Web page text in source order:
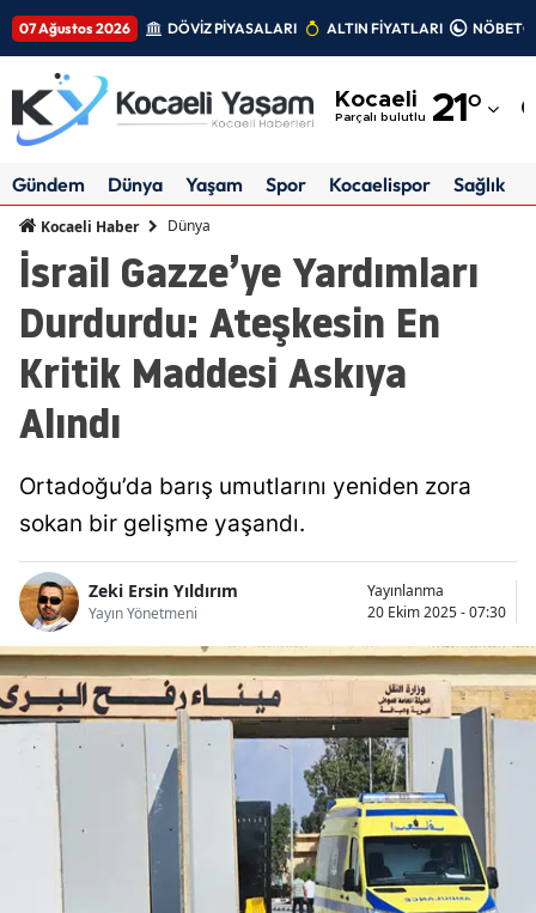
07 Ağustos 2026 DÖVİZ PİYASALARI ALTIN FİYATLARI
Kocaeli
Parçalı bulutlu 21°
Adıyaman
Amasya
Ankara
Antalya
Bilecik
Bingöl
Bitlis
Bolu
Burdur
Bursa
Çanakkale
Çankırı
Gündem Dünya Yaşam Spor Kocaelispor Sağlık
Kocaeli Haber Dünya
İsrail Gazze’ye Yardımları
Durdurdu: Ateşkesin En
Kritik Maddesi Askıya
Alındı
Ortadoğu’da barış umutlarını yeniden zora
sokan bir gelişme yaşandı.
Zeki Ersin Yıldırım
Yayın Yönetmeni
Yayınlanma
20 Ekim 2025 - 07:30